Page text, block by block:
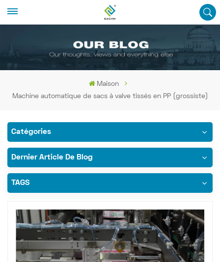
Maison
Machine automatique de sacs à valve tissés en PP (grossiste)
Catégories
Dernier Article De Blog
TAGS